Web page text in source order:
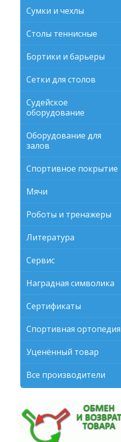
Сумки и чехлы
Столы теннисные
Бортики и барьеры
Сетки для столов
Судейское
оборудование
Оборудование для
залов
Спортивное покрытие
Мячи
Роботы и тренажеры
Литература
Сервис
Наградная символика
Сертификаты
Спортивная ортопедия
Уценённый товар
Все производители
5945 руб.
4756 руб.